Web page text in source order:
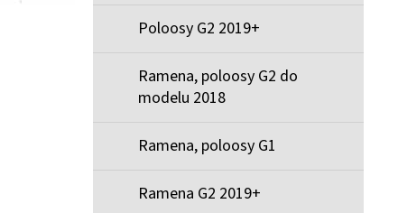
Poloosy G2 2019+
Ramena, poloosy G2 do
modelu 2018
Ramena, poloosy G1
Ramena G2 2019+